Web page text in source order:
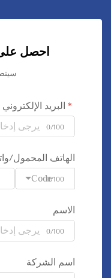
احصل
البريد الإلكتروني
0/100
الهاتف المحمول/
Code0/100
الاسم
0/100
اسم الشركة